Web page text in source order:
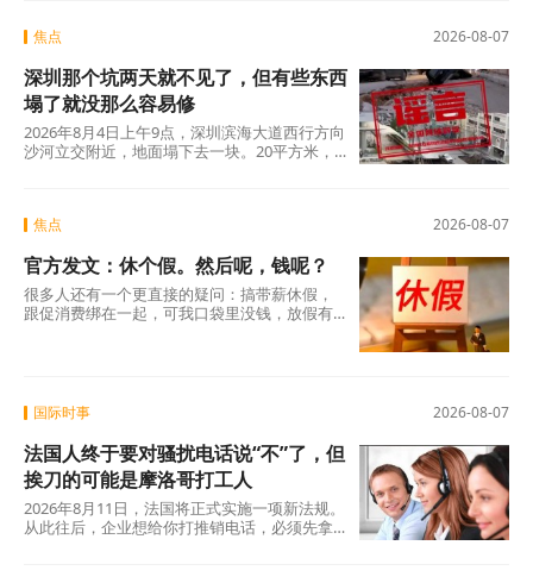
年。
2026-08-07
焦点
深圳那个坑两天就不见了，但有些东西
塌了就没那么容易修
2026年8月4日上午9点，深圳滨海大道西行方向
沙河立交附近，地面塌下去一块。20平方米，
2026-08-07
焦点
官方发文：休个假。然后呢，钱呢？
很多人还有一个更直接的疑问：搞带薪休假，
跟促消费绑在一起，可我口袋里没钱，放假有
让他休五天假出去旅游，他宁可在家躺着。
2026-08-07
国际时事
法国人终于要对骚扰电话说“不”了，但
挨刀的可能是摩洛哥打工人
2026年8月11日，法国将正式实施一项新法规。
从此往后，企业想给你打推销电话，必须先拿